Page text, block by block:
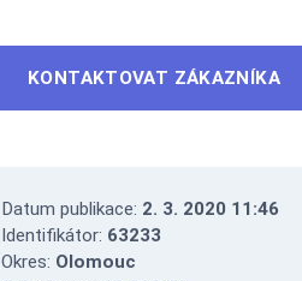
KONTAKTOVAT ZÁKAZNÍKA
Datum publikace: 2. 3. 2020 11:46
Identifikátor: 63233
Okres: Olomouc